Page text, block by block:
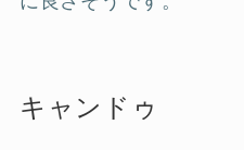
キャンドゥ